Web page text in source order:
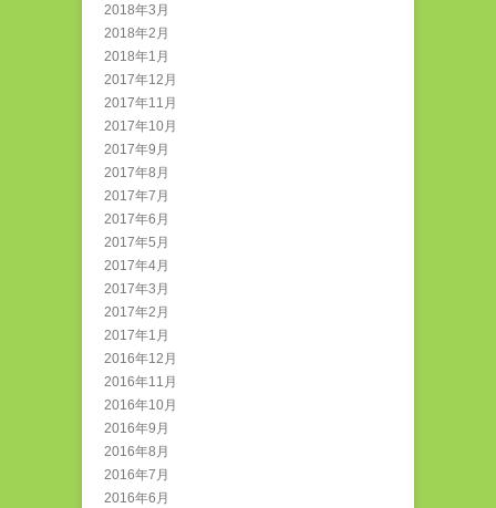
2018年3月
2018年2月
2018年1月
2017年12月
2017年11月
2017年10月
2017年9月
2017年8月
2017年7月
2017年6月
2017年5月
2017年4月
2017年3月
2017年2月
2017年1月
2016年12月
2016年11月
2016年10月
2016年9月
2016年8月
2016年7月
2016年6月